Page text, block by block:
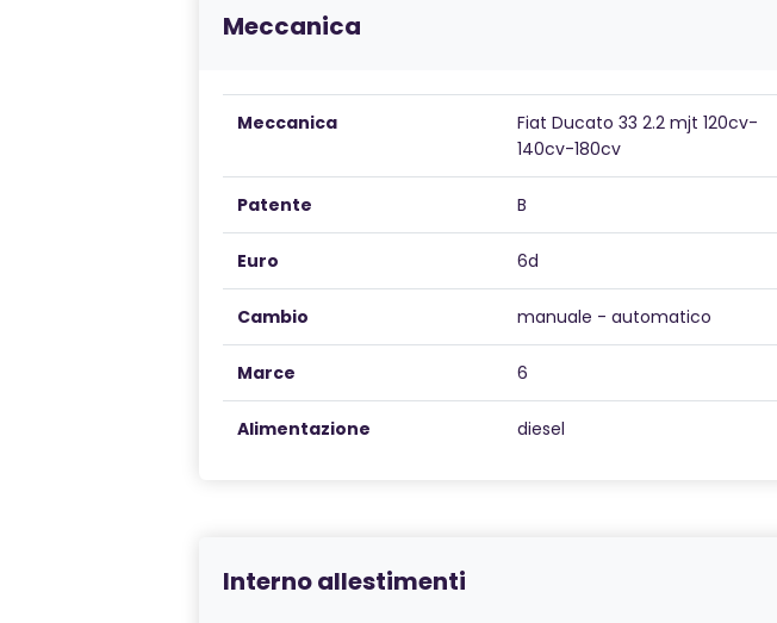
Meccanica
Meccanica
Fiat Ducato 33 2.2 mjt 120cv-
140cv-180cv
Patente B
Euro 6d
Cambio manuale - automatico
Marce 6
Alimentazione diesel
Interno allestimenti